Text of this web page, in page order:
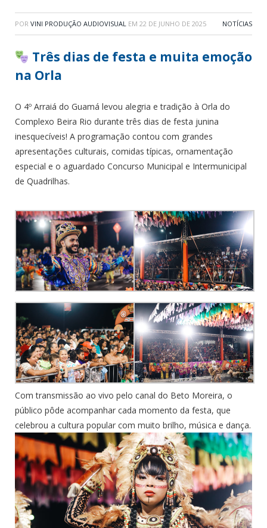
POR VINI PRODUÇÃO AUDIOVISUAL EM 22 DE JUNHO DE 2025 NOTÍCIAS
Três dias de festa e muita emoção
na Orla
O 4º Arraiá do Guamá levou alegria e tradição à Orla do
Complexo Beira Rio durante três dias de festa junina
inesquecíveis! A programação contou com grandes
apresentações culturais, comidas típicas, ornamentação
especial e o aguardado Concurso Municipal e Intermunicipal
de Quadrilhas.
Com transmissão ao vivo pelo canal do Beto Moreira, o
público pôde acompanhar cada momento da festa, que
celebrou a cultura popular com muito brilho, música e dança.